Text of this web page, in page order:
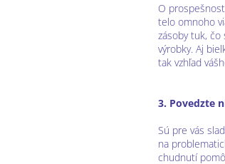
O
telo omnoho
zásoby tuk, čo
výrobky. Aj
tak vzhľad
3. Povedzte
Sú pre vás
na
chudnutí